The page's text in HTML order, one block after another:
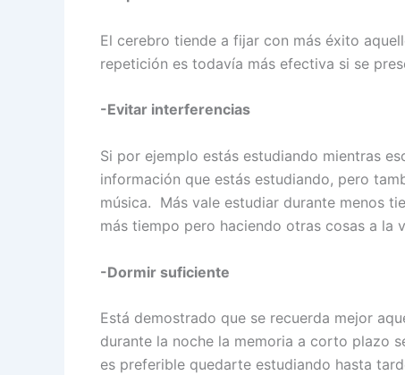
El cerebro tiende a fijar con más éxito
repetición es todavía más efectiva si se
-Evitar interferencias
Si por ejemplo estás estudiando mientras
información que estás estudiando, pero
música. Más vale estudiar durante menos
más tiempo pero haciendo otras cosas a la
-Dormir suficiente
Está demostrado que se recuerda mejor
durante la noche la memoria a corto plazo
es preferible quedarte estudiando hasta